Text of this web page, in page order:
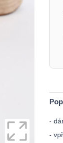
-
-